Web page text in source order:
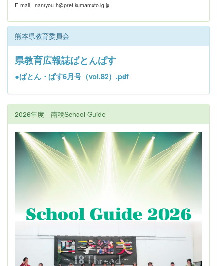
E-mail nanryou-h@pref.kumamoto.lg.jp
熊本県教育委員会
県教育広報誌ばとんぱす
●ばとん・ぱす6月号（vol.82）.pdf
2026年度 南稜School Guide